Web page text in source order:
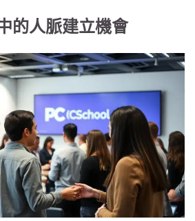
的人脈建立機會